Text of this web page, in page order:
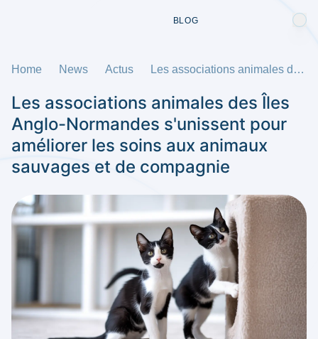
BLOG
Home News Actus Les associations animales des Îles Anglo-Normandes s'unissent pour améliorer les soins aux animaux sauvages et de compagnie
Les associations animales des Îles
Anglo-Normandes s'unissent pour
améliorer les soins aux animaux
sauvages et de compagnie